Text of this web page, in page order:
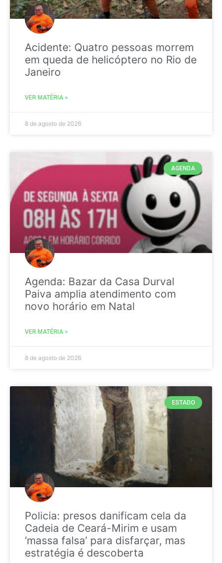
Acidente: Quatro pessoas morrem
em queda de helicóptero no Rio de
Janeiro
VER MATÉRIA »
8 de agosto de 2026
AGENDA
Agenda: Bazar da Casa Durval
Paiva amplia atendimento com
novo horário em Natal
VER MATÉRIA »
8 de agosto de 2026
ESTADO
Policia: presos danificam cela da
Cadeia de Ceará-Mirim e usam
‘massa falsa’ para disfarçar, mas
estratégia é descoberta